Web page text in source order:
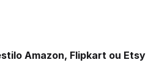
Amazon, Flipkart ou Etsy